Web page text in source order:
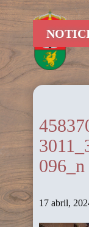
096_n
17 abril,